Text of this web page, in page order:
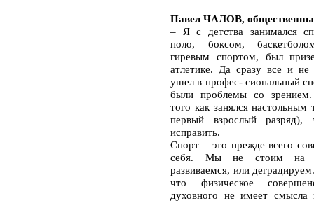
Павел ЧАЛОВ,
– Я с детства занимался
поло, боксом,
гиревым спортом, был
атлетике. Да сразу все и
ушел в профес- сиональный
были проблемы со
того как занялся
первый взрослый разряд),
исправить.
Спорт – это прежде всего
себя. Мы не стоим на
развиваемся, или
что физическое
духовного не имеет